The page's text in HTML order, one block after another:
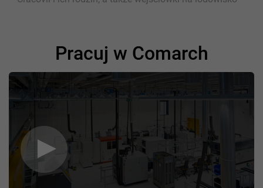
Pracuj w Comarch